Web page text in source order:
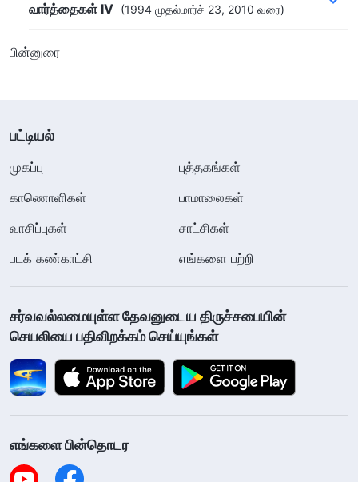
வார்த்தைகள் IV (1994 முதல்மார்ச் 23, 2010 வரை)
பின்னுரை
பட்டியல்
முகப்பு
புத்தகங்கள்
காணொளிகள்
பாமாலைகள்
வாசிப்புகள்
சாட்சிகள்
படக் கண்காட்சி
எங்களை பற்றி
சர்வவல்லமையுள்ள தேவனுடைய திருச்சபையின்
செயலியை பதிவிறக்கம் செய்யுங்கள்
எங்களை பின்தொடர